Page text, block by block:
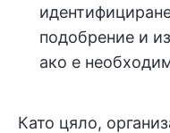
подобрение и
ако е
Като цяло,